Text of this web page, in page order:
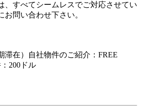
、すべてシームレスでご対応させてい
問い合わせ下さい。
滞在）自社物件のご紹介：FREE
200ドル